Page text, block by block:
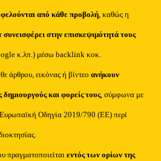
από κάθε προβολή, καθώς η
συνεισφέρει στην επισκεψιμότητά τους
κ.λπ.) μέσω backlink κοκ.
άρθρου, εικόνας ή βίντεοανήκουν
δημιουργούς και φορείς τους, σύμφωνα με
Οδηγία 2019/790 (ΕΕ) περί
πραγματοποιείταιεντός των ορίων της